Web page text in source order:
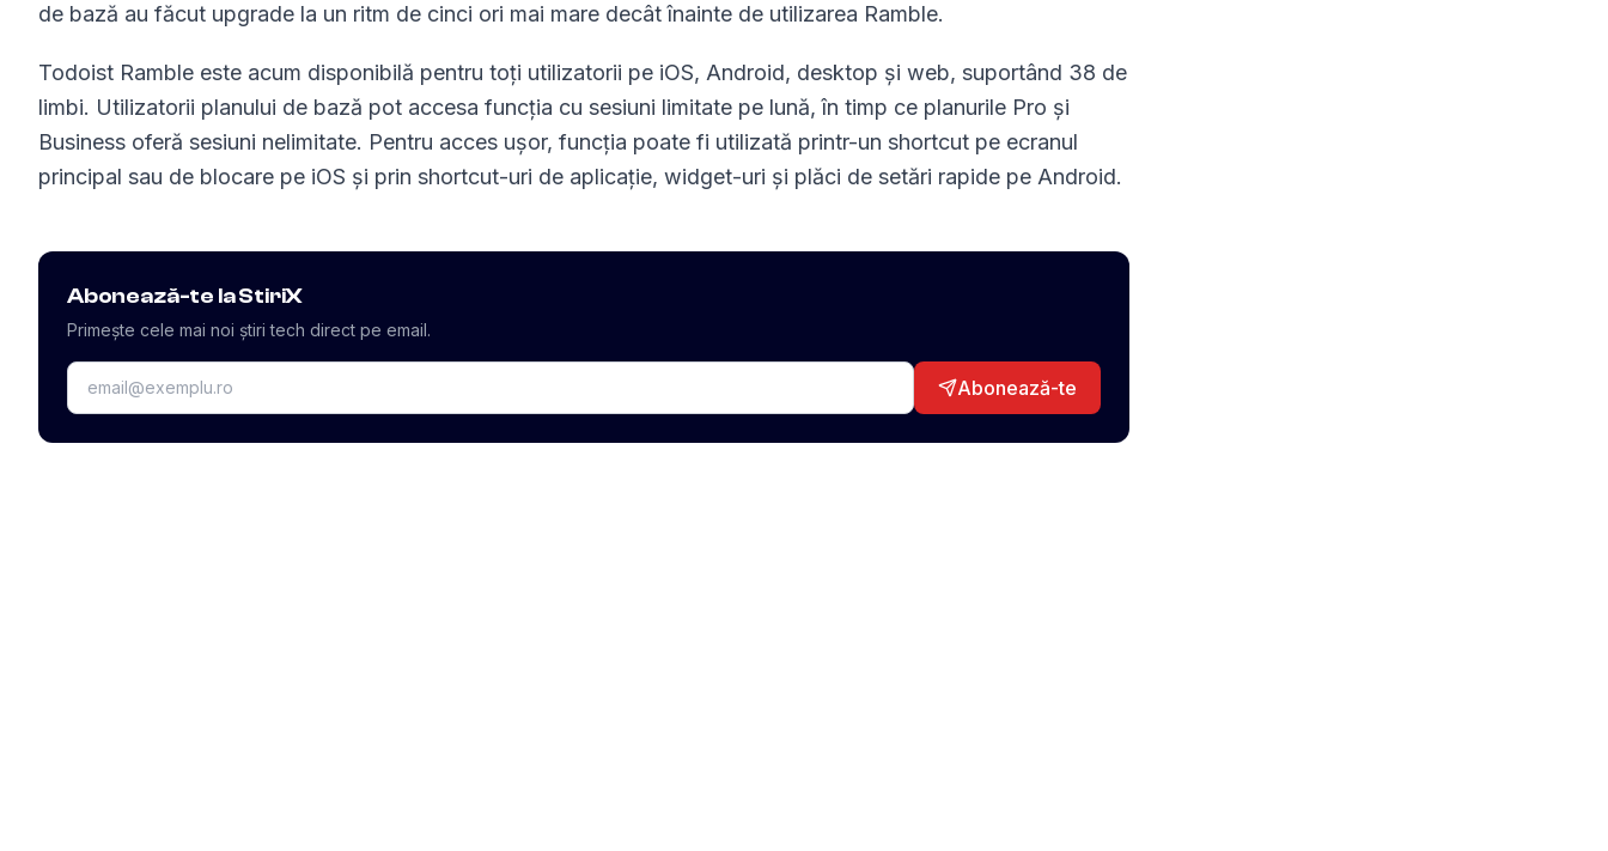
de bază au făcut upgrade la un ritm de cinci ori mai mare decât înainte de utilizarea Ramble.
Todoist Ramble este acum disponibilă pentru toți utilizatorii pe iOS, Android, desktop și web, suportând 38 de
limbi. Utilizatorii planului de bază pot accesa funcția cu sesiuni limitate pe lună, în timp ce planurile Pro și
Business oferă sesiuni nelimitate. Pentru acces ușor, funcția poate fi utilizată printr-un shortcut pe ecranul
principal sau de blocare pe iOS și prin shortcut-uri de aplicație, widget-uri și plăci de setări rapide pe Android.
Abonează-te la StiriX
Primește cele mai noi știri tech direct pe email.
Abonează-te